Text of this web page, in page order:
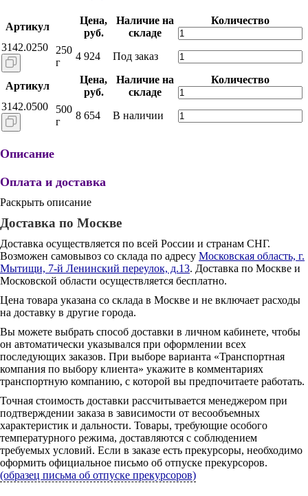
Артикул
Цена,
руб.
Наличие на
складе
Количество
3142.0250
250
г
4 924 Под заказ
Артикул
Цена,
руб.
Наличие на
складе
Количество
3142.0500
500
г
8 654 В наличии
Описание
Оплата и доставка
Раскрыть описание
Доставка по Москве
Доставка осуществляется по всей России и странам СНГ.
Возможен самовывоз со склада по адресу Московская область, г.
Мытищи, 7-й Ленинский переулок, д.13. Доставка по Москве и
Московской области осуществляется бесплатно.
Цена товара указана со склада в Москве и не включает расходы
на доставку в другие города.
Вы можете выбрать способ доставки в личном кабинете, чтобы
он автоматически указывался при оформлении всех
последующих заказов. При выборе варианта «Транспортная
компания по выбору клиента» укажите в комментариях
транспортную компанию, с которой вы предпочитаете работать.
Точная стоимость доставки рассчитывается менеджером при
подтверждении заказа в зависимости от весообъемных
характеристик и дальности. Товары, требующие особого
температурного режима, доставляются с соблюдением
требуемых условий. Если в заказе есть прекурсоры, необходимо
оформить официальное письмо об отпуске прекурсоров.
(образец письма об отпуске прекурсоров)